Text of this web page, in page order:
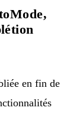
en fin de